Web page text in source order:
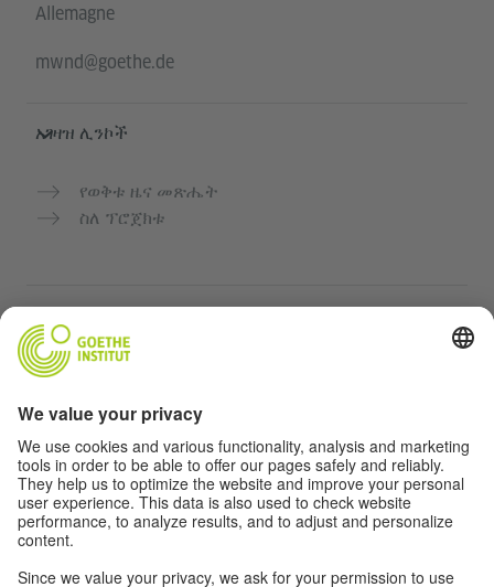
Allemagne
mwnd@goethe.de
አገዛዝ ሊንኮች
የወቅቱ ዜና መጽሔት
ስለ ፕሮጀክቱ
የGoethe-Institut የጀርመን ቋንቋ ክፍሎች
የአስተማማኝ መድረክ „Deutschstunde“
ግላዊነት እና አንዳች እንቅስቃሴ የለሽ መዳረሻ